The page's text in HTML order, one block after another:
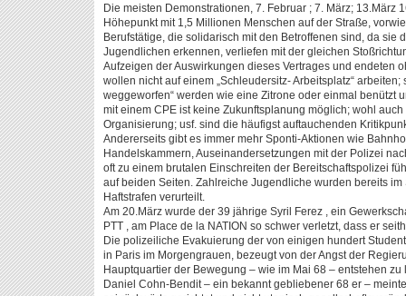
Die meisten Demonstrationen, 7. Februar ; 7. März; 13.März
Höhepunkt mit 1,5 Millionen Menschen auf der Straße,
Berufstätige, die solidarisch mit den Betroffenen sind, da sie
Jugendlichen erkennen, verliefen mit der gleichen
Aufzeigen der Auswirkungen dieses Vertrages und endeten
wollen nicht auf einem „Schleudersitz- Arbeitsplatz“
weggeworfen“ werden wie eine Zitrone oder einmal benützt
mit einem CPE ist keine Zukunftsplanung möglich; wohl
Organisierung; usf. sind die häufigst auftauchenden
Andererseits gibt es immer mehr Sponti-Aktionen wie
Handelskammern, Auseinandersetzungen mit der Polizei
oft zu einem brutalen Einschreiten der Bereitschaftspolizei
auf beiden Seiten. Zahlreiche Jugendliche wurden bereits
Haftstrafen verurteilt.
Am 20.März wurde der 39 jährige Syril Ferez , ein
PTT , am Place de la NATION so schwer verletzt, dass er
Die polizeiliche Evakuierung der von einigen hundert
in Paris im Morgengrauen, bezeugt von der Angst der
Hauptquartier der Bewegung – wie im Mai 68 – entstehen zu
Daniel Cohn-Bendit – ein bekannt gebliebener 68 er –